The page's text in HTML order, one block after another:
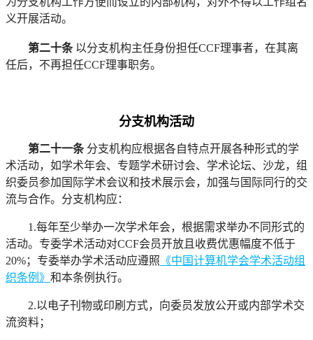
义开展活动。
第二十条以分支机构主任身份担任CCF理事者，在其离
任后，不再担任CCF理事职务。
分支机构活动
第二十一条分支机构应根据各自特点开展各种形式的学
术活动，如学术年会、专题学术研讨会、学术论坛、沙龙，组
织委员参加国际学术会议和技术展示会，加强与国际同行的交
流与合作。分支机构应：
1.每年至少举办一次学术年会，根据需求举办不同形式的
活动。专委学术活动对CCF会员开放且收费优惠幅度不低于
20%；专委举办学术活动应遵照 《中国计算机学会学术活动组
织条例》 和本条例执行。
2.以电子刊物或印刷方式，向委员发放公开或内部学术交
流资料；